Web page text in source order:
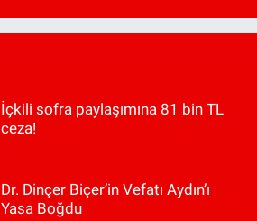
İçkili sofra paylaşımına 81 bin TL
ceza!
Dr. Dinçer Biçer’in Vefatı Aydın’ı
Yasa Boğdu